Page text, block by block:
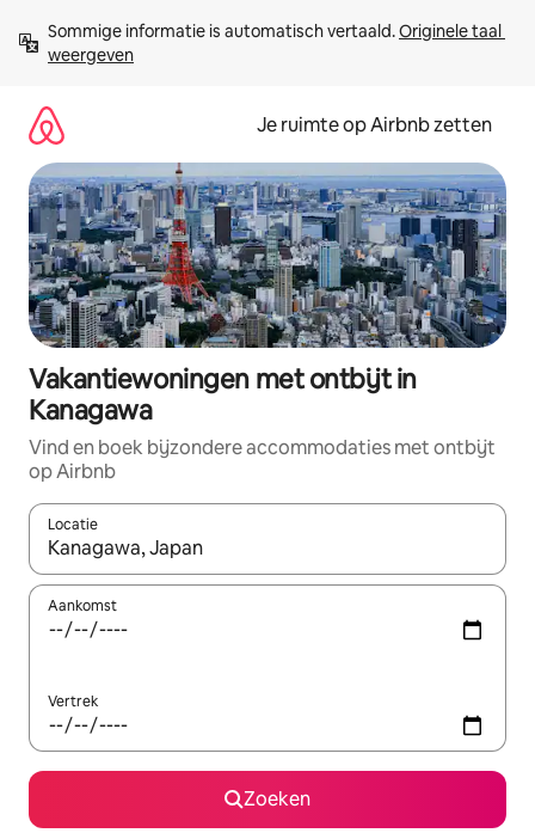
direct
naar
Sommige informatie is automatisch vertaald. Originele taal
weergeven
Je ruimte op Airbnb zetten
Vakantiewoningen met ontbijt in
Kanagawa
Vind en boek bijzondere accommodaties met ontbijt
op Airbnb
Locatie
Wanneer er suggesties beschikbaar zijn, maak je een keuze
Aankomst
Vertrek
Zoeken